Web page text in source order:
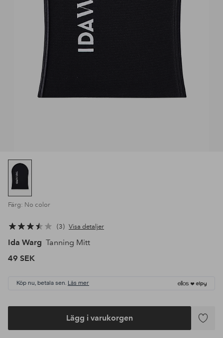
Färg: No color
3 Visa detaljer
Ida Warg Tanning Mitt
49 SEK
Köp nu, betala sen. Läs mer
Lägg i varukorgen
Lägg